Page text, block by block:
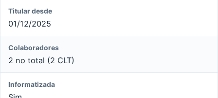
Titular desde
01/12/2025
Colaboradores
2 no total (2 CLT)
Informatizada